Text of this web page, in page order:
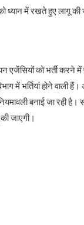
ध्यान में रखते हुए लागू की
एजेंसियों को भर्ती करने
में भर्तियां होने वाली
बनाई जा रही है।
जाएगी।